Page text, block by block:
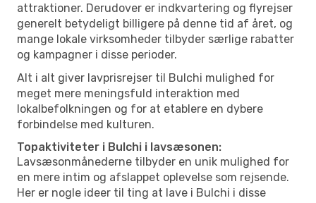
attraktioner. Derudover er indkvartering og flyrejser
generelt betydeligt billigere på denne tid af året, og
mange lokale virksomheder tilbyder særlige rabatter
og kampagner i disse perioder.
Alt i alt giver lavprisrejser til Bulchi mulighed for
meget mere meningsfuld interaktion med
lokalbefolkningen og for at etablere en dybere
forbindelse med kulturen.
Topaktiviteter i Bulchi i lavsæsonen:
Lavsæsonmånederne tilbyder en unik mulighed for
en mere intim og afslappet oplevelse som rejsende.
Her er nogle ideer til ting at lave i Bulchi i disse